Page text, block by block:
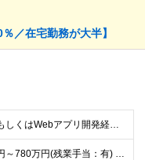
／在宅勤務が大半】
モバイルアプリ開発もしくはWebアプリ開発経験（バックエンド含む）をお持ちの方
≪想定年収≫ 650万円～780万円(残業手当：有) ※待遇はスキル、経験に応じて個別に決定致します。 ※基本給＋賞与（年2回）、別途残業代、諸手当を支給 ※試用期間3ヶ月あり（期間中の待遇に差異はあ